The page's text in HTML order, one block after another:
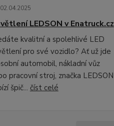
02.04.2025
LEDSON v Enatruck.cz
kvalitní a spolehlivé LED
pro své vozidlo? Ať už jde
automobil, nákladní vůz
pracovní stroj, značka LEDSON
špič... číst celé